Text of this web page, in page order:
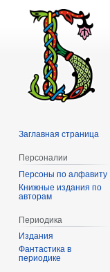
Заглавная страница
Персоналии
Персоны по алфавиту
Книжные издания по
авторам
Периодика
Издания
Фантастика в
периодике